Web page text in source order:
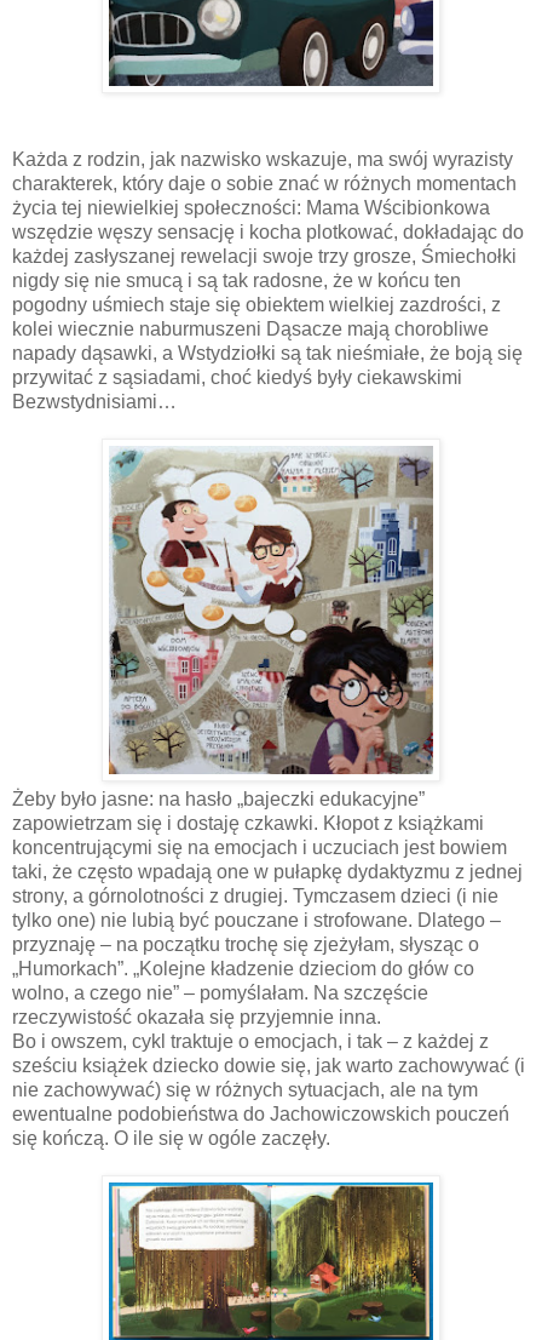
Każda z rodzin, jak nazwisko wskazuje, ma swój wyrazisty
charakterek, który daje o sobie znać w różnych momentach
życia tej niewielkiej społeczności: Mama Wścibionkowa
wszędzie węszy sensację i kocha plotkować, dokładając do
każdej zasłyszanej rewelacji swoje trzy grosze, Śmiechołki
nigdy się nie smucą i są tak radosne, że w końcu ten
pogodny uśmiech staje się obiektem wielkiej zazdrości, z
kolei wiecznie naburmuszeni Dąsacze mają chorobliwe
napady dąsawki, a Wstydziołki są tak nieśmiałe, że boją się
przywitać z sąsiadami, choć kiedyś były ciekawskimi
Bezwstydnisiami…
Żeby było jasne: na hasło „bajeczki edukacyjne”
zapowietrzam się i dostaję czkawki. Kłopot z książkami
koncentrującymi się na emocjach i uczuciach jest bowiem
taki, że często wpadają one w pułapkę dydaktyzmu z jednej
strony, a górnolotności z drugiej. Tymczasem dzieci (i nie
tylko one) nie lubią być pouczane i strofowane. Dlatego –
przyznaję – na początku trochę się zjeżyłam, słysząc o
„Humorkach”. „Kolejne kładzenie dzieciom do głów co
wolno, a czego nie” – pomyślałam. Na szczęście
rzeczywistość okazała się przyjemnie inna.
Bo i owszem, cykl traktuje o emocjach, i tak – z każdej z
sześciu książek dziecko dowie się, jak warto zachowywać (i
nie zachowywać) się w różnych sytuacjach, ale na tym
ewentualne podobieństwa do Jachowiczowskich pouczeń
się kończą. O ile się w ogóle zaczęły.